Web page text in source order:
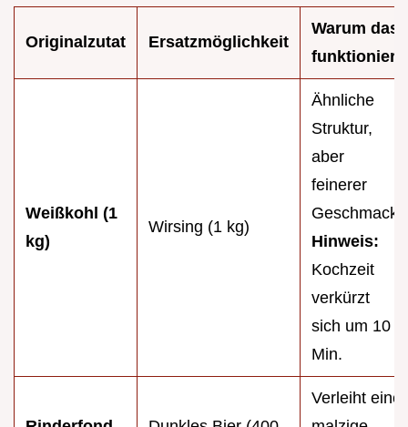
Originalzutat Ersatzmöglichkeit
Warum das
funktioniert
Weißkohl (1
kg)
Wirsing (1 kg)
Ähnliche
Struktur,
aber
feinerer
Geschmack.
Hinweis:
Kochzeit
verkürzt
sich um 10
Min.
Verleiht eine